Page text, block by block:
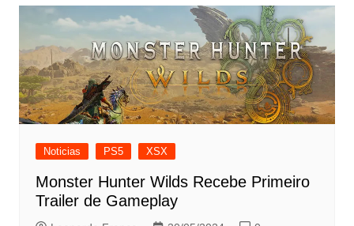
Noticias PS5 XSX
Monster Hunter Wilds Recebe Primeiro
Trailer de Gameplay